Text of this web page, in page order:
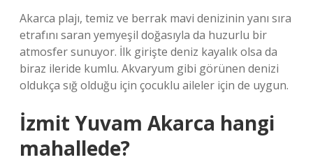
Akarca plajı, temiz ve berrak mavi denizinin yanı sıra
etrafını saran yemyeşil doğasıyla da huzurlu bir
atmosfer sunuyor. İlk girişte deniz kayalık olsa da
biraz ileride kumlu. Akvaryum gibi görünen denizi
oldukça sığ olduğu için çocuklu aileler için de uygun.
İzmit Yuvam Akarca hangi
mahallede?